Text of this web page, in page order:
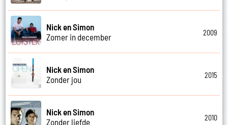
Nick en Simon
Zomer in december
2009
Nick en Simon
Zonder jou
2015
Nick en Simon
Zonder liefde
2010